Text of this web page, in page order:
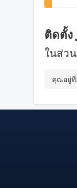
ติดตั้ง
ในส่ว
คุณอยู่ที่: